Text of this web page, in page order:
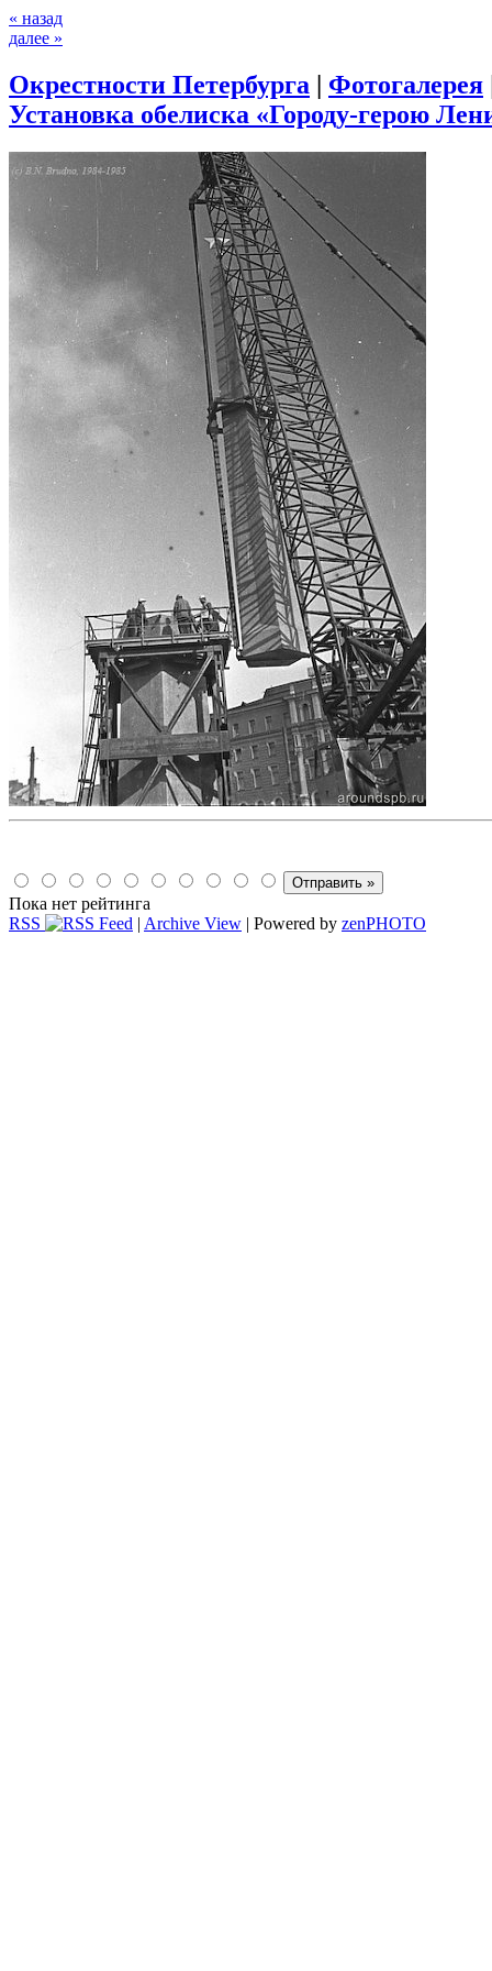
« назад
далее »
Окрестности Петербурга | Фотогалерея
Установка обелиска «Городу-герою
Пока нет рейтинга
RSS
| Archive View | Powered by zenPHOTO